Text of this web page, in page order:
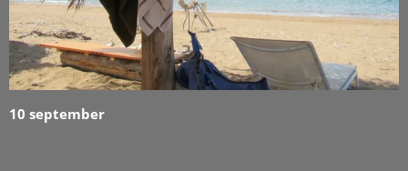
10 september